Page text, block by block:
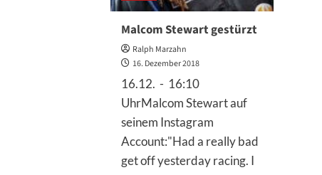
Malcom Stewart gestürzt
Ralph Marzahn
16. Dezember 2018
16.12. - 16:10
UhrMalcom Stewart auf
seinem Instagram
Account:"Had a really bad
get off yesterday racing. I